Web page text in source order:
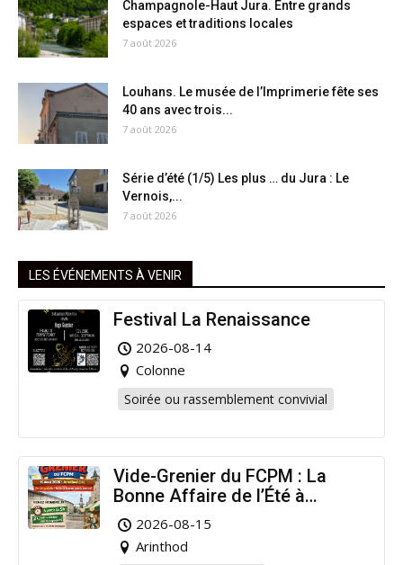
Champagnole-Haut Jura. Entre grands
espaces et traditions locales
7 août 2026
Louhans. Le musée de l’Imprimerie fête ses
40 ans avec trois...
7 août 2026
Série d’été (1/5) Les plus … du Jura : Le
Vernois,...
7 août 2026
LES ÉVÉNEMENTS À VENIR
Festival La Renaissance
2026-08-14
Colonne
Soirée ou rassemblement convivial
Vide-Grenier du FCPM : La
Bonne Affaire de l’Été à
Arinthod !
2026-08-15
Arinthod